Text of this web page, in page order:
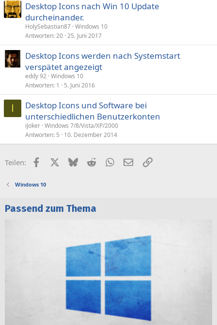
Desktop Icons nach Win 10 Update
durcheinander.
HolySebastian87 Windows 10
Antworten 20 25. Juni 2017
Desktop Icons werden nach Systemstart
verspätet angezeigt
eddy 92 Windows 10
Antworten 1 5. Juni 2016
I
Desktop Icons und Software bei
unterschiedlichen Benutzerkonten
iJoker Windows 7/8/Vista/XP/2000
Antworten 5 10. Dezember 2014
Teilen: FacebookX (Twitter)
BlueskyRedditWhatsApp
E-MailLink
Windows 10
Passend zum Thema